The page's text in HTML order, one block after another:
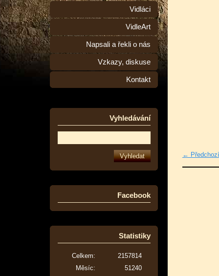
Vidláci
VidleArt
Napsali a řekli o nás
Vzkazy, diskuse
Kontakt
Vyhledávání
Facebook
Statistiky
Celkem:
2157814
Měsíc:
51240
← Předchozí